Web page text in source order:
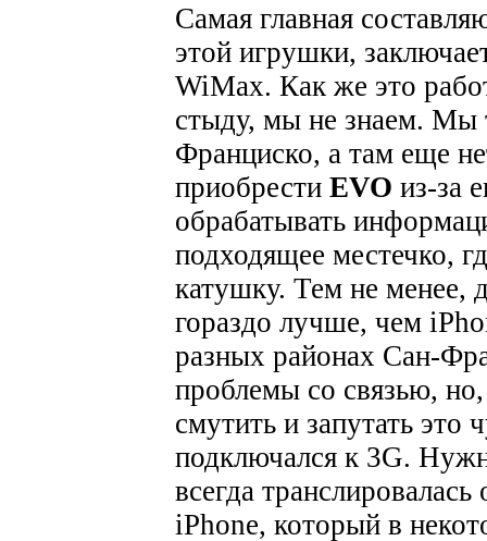
Самая главная
этой игрушки,
WiMax. Как же это
стыду, мы не знаем. Мы
Франциско, а там еще
приобрести EVO из-за
обрабатывать
подходящее местечко,
катушку. Тем не менее,
гораздо лучше, чем
разных районах Сан-
проблемы со связью,
смутить и запутать это
подключался к 3G.
всегда
iPhone, который в